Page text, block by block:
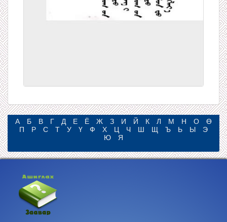
А Б В Г Д Е Ё Ж З И Й К Л М Н О
Ө
П
Р С Т У Ү Ф Х Ц Ч Ш Щ Ъ Ь Ы
Э
Ю
Я